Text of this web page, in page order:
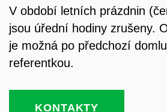
V období letních prázdnin
jsou úřední hodiny zrušeny.
je možná po předchozí
referentkou.
KONTAKTY